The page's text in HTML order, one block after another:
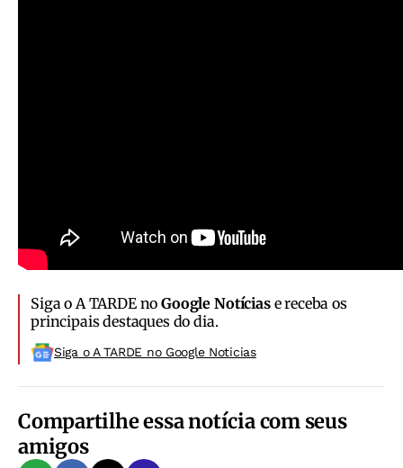
Siga o A TARDE noGoogle Notíciase receba os
principais destaques do dia.
Siga o A TARDE no Google Noticias
Compartilhe essa notícia com seus
amigos